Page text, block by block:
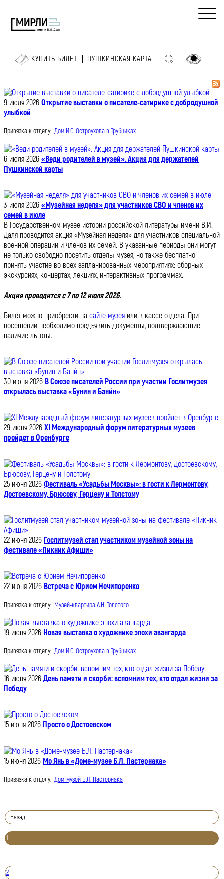
КУПИТЬ БИЛЕТ ПУШКИНСКАЯ КАРТА
9 июля 2026 Открытие выставки о писателе-сатирике с добродушной
улыбкой
Привязка к отделу: Дом И.С. Остроухова в Трубниках
6 июля 2026 «Веди родителей в музей». Акция для держателей
Пушкинской карты
3 июля 2026 «Музейная неделя» для участников СВО и членов их
семей в июле
В Государственном музее истории российской литературы имени В.И.
Даля проводится акция «Музейная неделя» для участников специальной
военной операции и членов их семей. В указанные периоды они могут
не только свободно посетить отделы музея, но также бесплатно
принять участие во всех запланированных мероприятиях: сборных
экскурсиях, концертах, лекциях, интерактивных программах.
Акция проводится с 7 по 12 июля 2026.
Билет можно приобрести на сайте музея или в кассе отдела. При
посещении необходимо предъявить документы, подтверждающие
наличие льготы.
30 июня 2026 В Союзе писателей России при участии Гослитмузея
открылась выставка «Бунин и Бани́н»
29 июня 2026 XI Международный форум литературных музеев
пройдет в Оренбурге
25 июня 2026 Фестиваль «Усадьбы Москвы»: в гости к Лермонтову,
Достоевскому, Брюсову, Герцену и Толстому
22 июня 2026 Гослитмузей стал участником музейной зоны на
фестивале «Пикник Афиши»
22 июня 2026 Встреча с Юрием Нечипоренко
Привязка к отделу: Музей-квартира А.Н. Толстого
19 июня 2026 Новая выставка о художнике эпохи авангарда
Привязка к отделу: Дом И.С. Остроухова в Трубниках
16 июня 2026 День памяти и скорби: вспомним тех, кто отдал жизни за
Победу
15 июня 2026 Просто о Достоевском
15 июня 2026 Мо Янь в «Доме-музее Б.Л. Пастернака»
Привязка к отделу: Дом-музей Б.Л. Пастернака
Назад
1
2